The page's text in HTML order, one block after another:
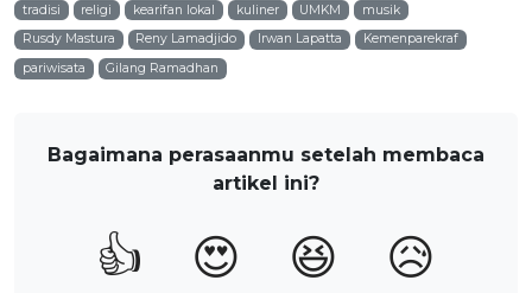
tradisi
religi kearifan lokal kuliner UMKM
musik
Rusdy Mastura
Reny Lamadjido Irwan Lapatta
Kemenparekraf
pariwisata
Gilang Ramadhan
Bagaimana perasaanmu setelah membaca
artikel ini?
👍 😍 😆 😥